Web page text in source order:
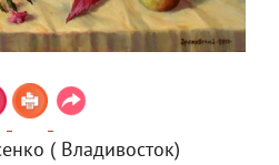
( Владивосток)